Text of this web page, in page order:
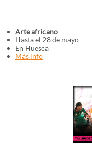
Arte africano
Hasta el 28 de mayo
En Huesca
Más info